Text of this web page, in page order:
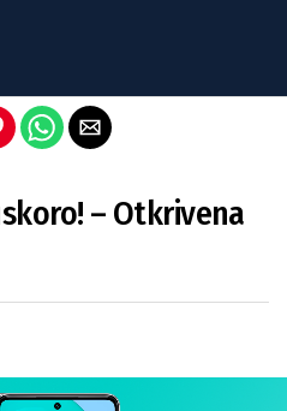
– Otkrivena